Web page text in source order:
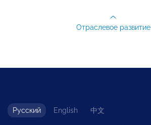
Отраслевое развитие
Русский English 中文